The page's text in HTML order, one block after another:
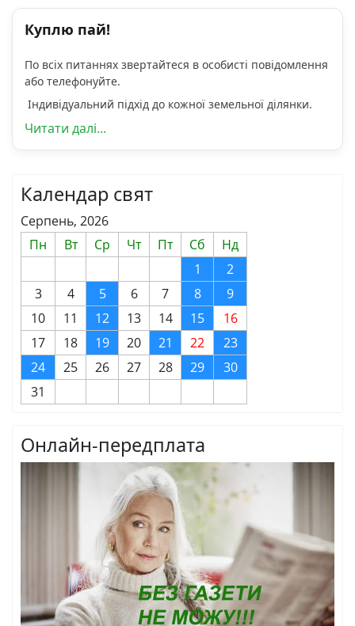
Куплю пай!
По всіх питаннях звертайтеся в особисті повідомлення
або телефонуйте.
Індивідуальний підхід до кожної земельної ділянки.
Читати далі...
Календар свят
Серпень, 2026
Пн
Вт Ср Чт Пт Сб
Нд
1
2
3
4 5 6 7 8
9
10
11 12 13 14 15
16
17
18 19 20 21 22
23
24
25 26 27 28 29
30
31
Онлайн-передплата